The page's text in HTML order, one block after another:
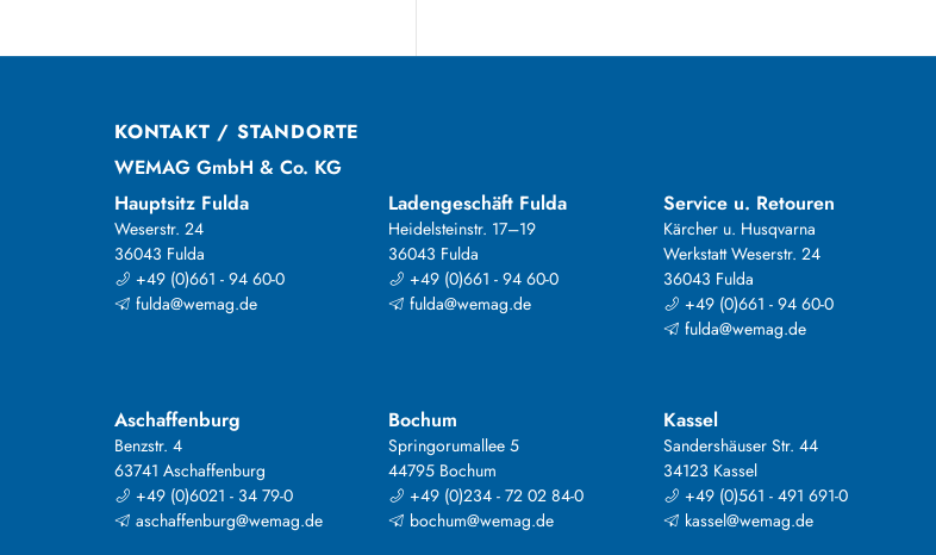
KONTAKT / STANDORTE
WEMAG GmbH & Co. KG
Hauptsitz Fulda
Weserstr. 24
36043 Fulda
+49 (0)661 - 94 60-0
fulda@wemag.de
Ladengeschäft Fulda
Heidelsteinstr. 17–19
36043 Fulda
+49 (0)661 - 94 60-0
fulda@wemag.de
Service u. Retouren
Kärcher u. Husqvarna
Werkstatt Weserstr. 24
36043 Fulda
+49 (0)661 - 94 60-0
fulda@wemag.de
Aschaffenburg
Benzstr. 4
63741 Aschaffenburg
+49 (0)6021 - 34 79-0
aschaffenburg@wemag.de
Bochum
Springorumallee 5
44795 Bochum
+49 (0)234 - 72 02 84-0
bochum@wemag.de
Kassel
Sandershäuser Str. 44
34123 Kassel
+49 (0)561 - 491 691-0
kassel@wemag.de